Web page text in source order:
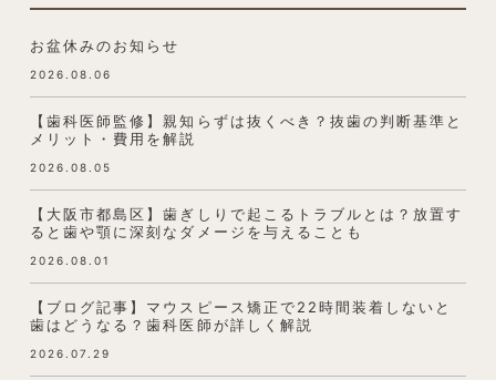
お盆休みのお知らせ
2026.08.06
【歯科医師監修】親知らずは抜くべき？抜歯の判断基準と
メリット・費用を解説
2026.08.05
【大阪市都島区】歯ぎしりで起こるトラブルとは？放置す
ると歯や顎に深刻なダメージを与えることも
2026.08.01
【ブログ記事】マウスピース矯正で22時間装着しないと
歯はどうなる？歯科医師が詳しく解説
2026.07.29